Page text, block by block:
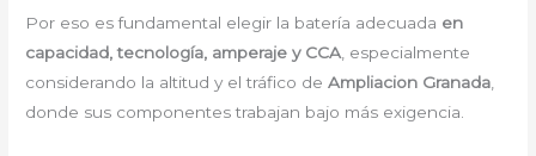
Por eso es fundamental elegir la batería adecuada en
capacidad, tecnología, amperaje y CCA , especialmente
considerando la altitud y el tráfico deAmpliacion Granada
donde sus componentes trabajan bajo más exigencia.